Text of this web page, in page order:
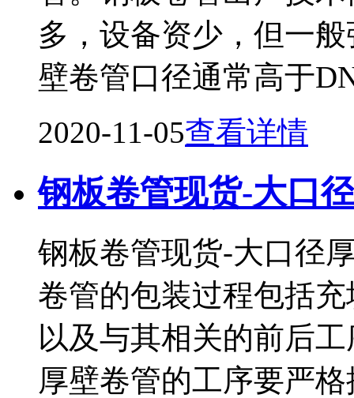
多，设备资少，但一
壁卷管口径通常高于
2020-11-05查看详情
钢板卷管现货-大口
钢板卷管现货-大口径
卷管的包装过程包括
以及与其相关的前后
厚壁卷管的工序要严